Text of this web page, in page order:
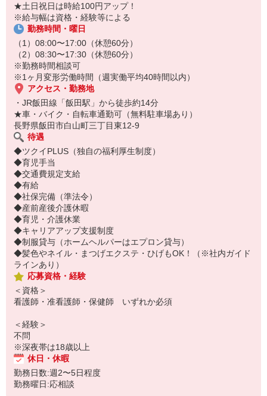
★土日祝日は時給100円アップ！
※給与幅は資格・経験等による
勤務時間・曜日
（1）08:00〜17:00（休憩60分）
（2）08:30〜17:30（休憩60分）
※勤務時間相談可
※1ヶ月変形労働時間（週実働平均40時間以内）
アクセス・勤務地
・JR飯田線「飯田駅」から徒歩約14分
★車・バイク・自転車通勤可（無料駐車場あり）
長野県飯田市白山町三丁目東12-9
待遇
◆ツクイPLUS（独自の福利厚生制度）
◆育児手当
◆交通費規定支給
◆有給
◆社保完備（準法令）
◆産前産後介護休暇
◆育児・介護休業
◆キャリアアップ支援制度
◆制服貸与（ホームヘルパーはエプロン貸与）
◆髪色やネイル・まつげエクステ・ひげもOK！（※社内ガイド
ラインあり）
応募資格・経験
＜資格＞
看護師・准看護師・保健師 いずれか必須
＜経験＞
不問
※深夜帯は18歳以上
休日・休暇
勤務日数:週2〜5日程度
勤務曜日:応相談